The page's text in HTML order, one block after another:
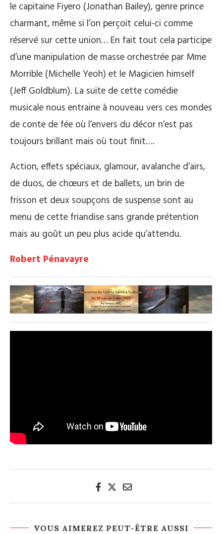
le capitaine Fiyero (Jonathan Bailey), genre prince
charmant, même si l’on perçoit celui-ci comme
réservé sur cette union… En fait tout cela participe
d’une manipulation de masse orchestrée par Mme
Morrible (Michelle Yeoh) et le Magicien himself
(Jeff Goldblum). La suite de cette comédie
musicale nous entraine à nouveau vers ces mondes
de conte de fée où l’envers du décor n’est pas
toujours brillant mais où tout finit….
Action, effets spéciaux, glamour, avalanche d’airs,
de duos, de chœurs et de ballets, un brin de
frisson et deux soupçons de suspense sont au
menu de cette friandise sans grande prétention
mais au goût un peu plus acide qu’attendu.
Robert Pénavayre
VOUS AIMEREZ PEUT-ÊTRE AUSSI